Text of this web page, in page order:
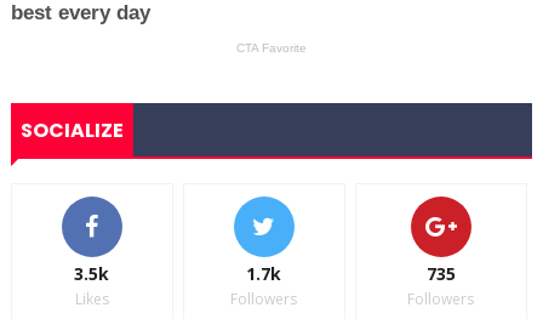
SOCIALIZE
3.5k
Likes
1.7k
Followers
735
Followers